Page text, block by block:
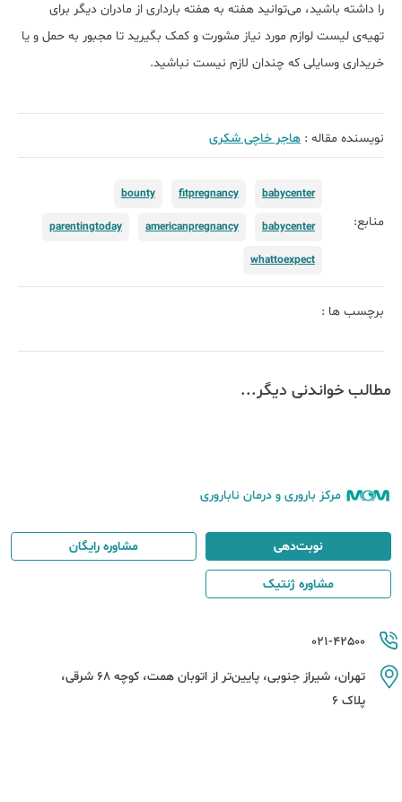
را داشته باشید، می‌توانید هفته به هفته بارداری از مادران دیگر برای
تهیه‌ی لیست لوازم مورد نیاز مشورت و کمک بگیرید تا مجبور به حمل و یا
خریداری وسایلی که چندان لازم نیست نباشید.
نویسنده مقاله : هاجر خاچی شکری
منابع:
babycenter
fitpregnancy
bounty
babycenter
americanpregnancy
parentingtoday
whattoexpect
برچسب ها :
مطالب خواندنی دیگر...
مرکز باروری و درمان ناباروری
021-42500
تهران، شیراز جنوبی، پایین‌تر از اتوبان همت، کوچه 68 شرقی،
پلاک 6
نوبت‌دهی مشاوره رایگان
مشاوره ژنتیک